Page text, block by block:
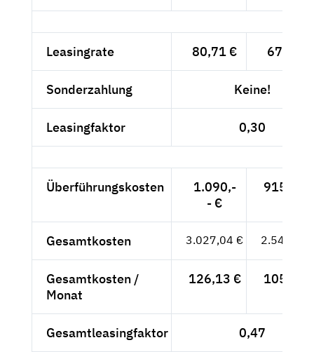
Leasingrate 80,71 € 67,82 €
Sonderzahlung Keine!
Leasingfaktor 0,30
Überführungskosten
1.090,-
- €
915,97
Gesamtkosten 3.027,04 € 2.543,73
Gesamtkosten /
Monat
126,13 € 105,99
Gesamtleasingfaktor 0,47